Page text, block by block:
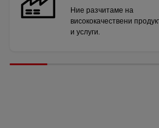
Ние разчитаме на
висококачествени
и услуги.